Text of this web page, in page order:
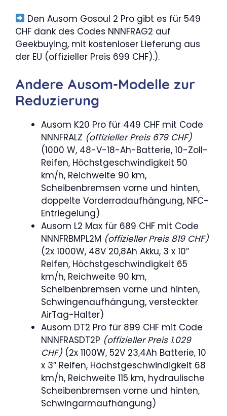
Den Ausom Gosoul 2 Pro gibt es für 549
CHF dank des Codes NNNFRAG2 auf
Geekbuying, mit kostenloser Lieferung aus
der EU (offizieller Preis 699 CHF).).
Andere Ausom-Modelle zur
Reduzierung
Ausom K20 Pro für 449 CHF mit Code
NNNFRALZ (offizieller Preis 679 CHF)
(1000 W, 48-V-18-Ah-Batterie, 10-Zoll-
Reifen, Höchstgeschwindigkeit 50
km/h, Reichweite 90 km,
Scheibenbremsen vorne und hinten,
doppelte Vorderradaufhängung, NFC-
Entriegelung)
Ausom L2 Max für 689 CHF mit Code
NNNFRBMPL2M (offizieller Preis 819 CHF)
(2x 1000W, 48V 20,8Ah Akku, 3 x 10″
Reifen, Höchstgeschwindigkeit 65
km/h, Reichweite 90 km,
Scheibenbremsen vorne und hinten,
Schwingenaufhängung, versteckter
AirTag-Halter)
Ausom DT2 Pro für 899 CHF mit Code
NNNFRASDT2P (offizieller Preis 1.029
CHF) (2x 1100W, 52V 23,4Ah Batterie, 10
x 3″ Reifen, Höchstgeschwindigkeit 68
km/h, Reichweite 115 km, hydraulische
Scheibenbremsen vorne und hinten,
Schwingarmaufhängung)